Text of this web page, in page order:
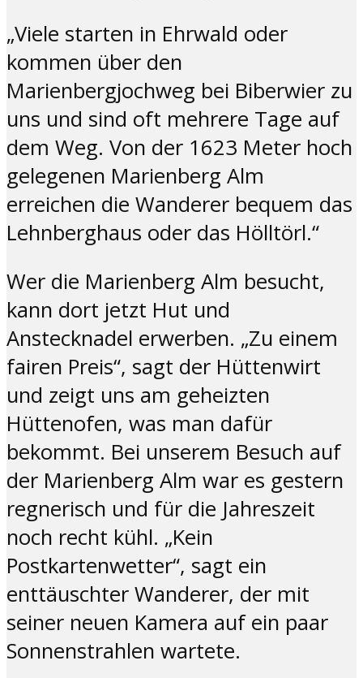
„Viele starten in Ehrwald oder
kommen über den
Marienbergjochweg bei Biberwier zu
uns und sind oft mehrere Tage auf
dem Weg. Von der 1623 Meter hoch
gelegenen Marienberg Alm
erreichen die Wanderer bequem das
Lehnberghaus oder das Hölltörl.“
Wer die Marienberg Alm besucht,
kann dort jetzt Hut und
Anstecknadel erwerben. „Zu einem
fairen Preis“, sagt der Hüttenwirt
und zeigt uns am geheizten
Hüttenofen, was man dafür
bekommt. Bei unserem Besuch auf
der Marienberg Alm war es gestern
regnerisch und für die Jahreszeit
noch recht kühl. „Kein
Postkartenwetter“, sagt ein
enttäuschter Wanderer, der mit
seiner neuen Kamera auf ein paar
Sonnenstrahlen wartete.